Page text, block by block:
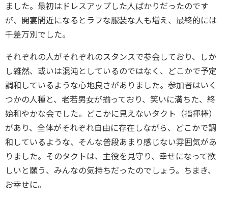
ました。最初はドレスアップした人ばかりだったのです
が、開宴間近になるとラフな服装な人も増え、最終的には
千差万別でした。
それぞれの人がそれぞれのスタンスで参会しており、しか
し雑然、或いは混沌としているのではなく、どこかで予定
調和しているような心地良さがありました。参加者はいく
つかの人種と、老若男女が揃っており、笑いに満ちた、終
始和やかな会でした。どこかに見えないタクト（指揮棒）
があり、全体がそれぞれ自由に存在しながら、どこかで調
和しているような、そんな普段あまり感じない雰囲気があ
りました。そのタクトは、主役を見守り、幸せになって欲
しいと願う、みんなの気持ちだったのでしょう。ちまき、
お幸せに。